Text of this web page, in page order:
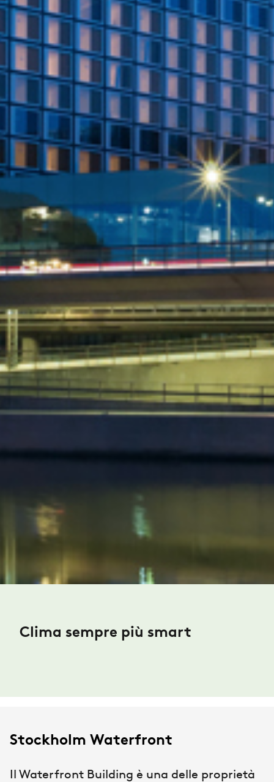
Clima sempre più smart
Stockholm Waterfront
Il Waterfront Building è una delle proprietà